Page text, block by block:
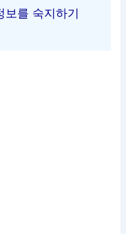
보를 숙지하기